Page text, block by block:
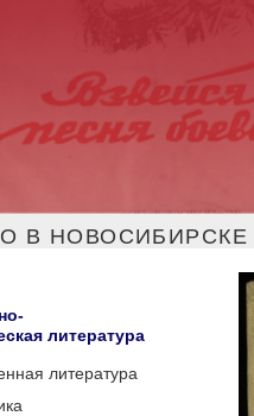
В НОВОСИБИРСКЕ
литература
литература